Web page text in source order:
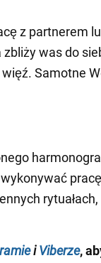
z partnerem
was do
Samotne
iViberze,